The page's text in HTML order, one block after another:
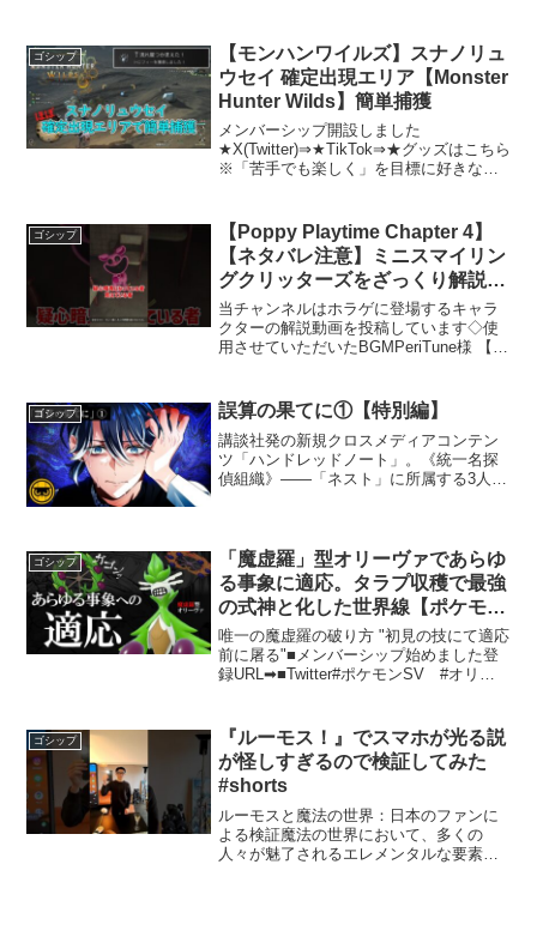
聖遺物・相性の良いキャラもあわせて紹
介します■チャプターリ...
ゴシップ
【モンハンワイルズ】スナノリュ
ウセイ 確定出現エリア【Monster
Hunter Wilds】簡単捕獲
メンバーシップ開設しました
★X(Twitter)⇒★TikTok⇒★グッズはこちら
※「苦手でも楽しく」を目標に好きなゲ
す 不快なコメント、動画と関係ない個
人的なコメントは...
ゴシップ
【Poppy Playtime Chapter 4】
【ネタバレ注意】ミニスマイリン
グクリッターズをざっくり解説
【ホラゲ】 #Shorts
当チャンネルはホラゲに登場するキャラ
クターの解説動画を投稿しています◇使
用させていただいたBGMPeriTune様 【バ
ち「ミニスマイリングクリッターズ」
は、ユ...
ゴシップ 誤算の果てに①【特別編】
講談社発の新規クロスメディアコンテン
ツ「ハンドレッドノート」。《統⼀名探
偵組織》――「ネスト」に所属する3人
＝＝ 【ハンドレッドノー...
ゴシップ
「魔虚羅」型オリーヴァであらゆ
る事象に適応。タラプ収穫で最強
の式神と化した世界線【ポケモン
SV】
唯一の魔虚羅の破り方 "初見の技にて適応
前に屠る"■メンバーシップ始めました登
録URL➡■Twitter#ポケモンSV #オリー
ついて詳しく考察します。情報は多角的
に...
ゴシップ
『ルーモス！』でスマホが光る説
が怪しすぎるので検証してみた
#shorts
ルーモスと魔法の世界：日本のファンに
よる検証魔法の世界において、多くの
人々が魅了されるエレメンタルな要素の